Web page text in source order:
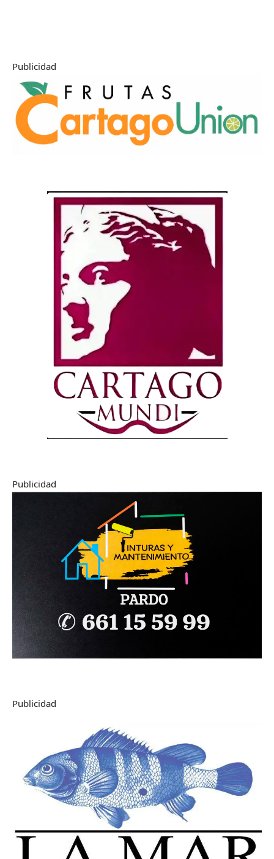
Publicidad
Publicidad
Publicidad